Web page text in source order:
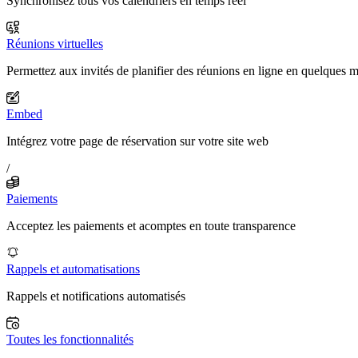
Réunions virtuelles
Permettez aux invités de planifier des réunions en ligne en quelques
Embed
Intégrez votre page de réservation sur votre site web
/
Paiements
Acceptez les paiements et acomptes en toute transparence
Rappels et automatisations
Rappels et notifications automatisés
Toutes les fonctionnalités